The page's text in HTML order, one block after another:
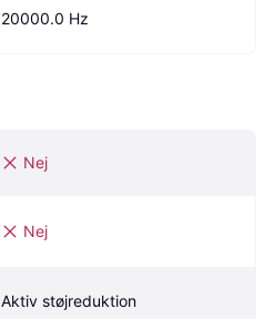
20000.0 Hz
Nej
Nej
Aktiv støjreduktion